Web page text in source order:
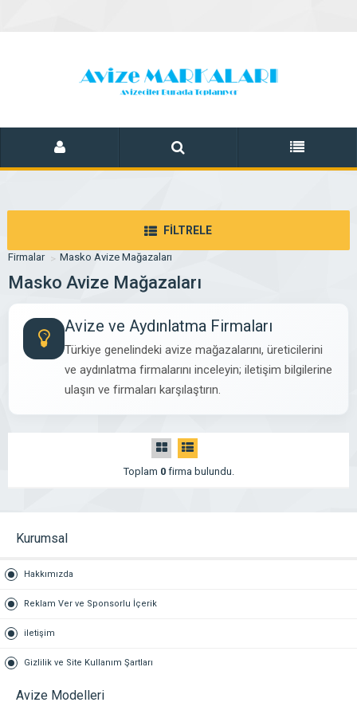
FİLTRELE
Firmalar Masko Avize Mağazaları
Masko Avize Mağazaları
Avize ve Aydınlatma Firmaları
Türkiye genelindeki avize mağazalarını, üreticilerini
ve aydınlatma firmalarını inceleyin; iletişim bilgilerine
ulaşın ve firmaları karşılaştırın.
Toplam 0firma bulundu.
Kurumsal
Hakkımızda
Reklam Ver ve Sponsorlu İçerik
iletişim
Gizlilik ve Site Kullanım Şartları
Avize Modelleri